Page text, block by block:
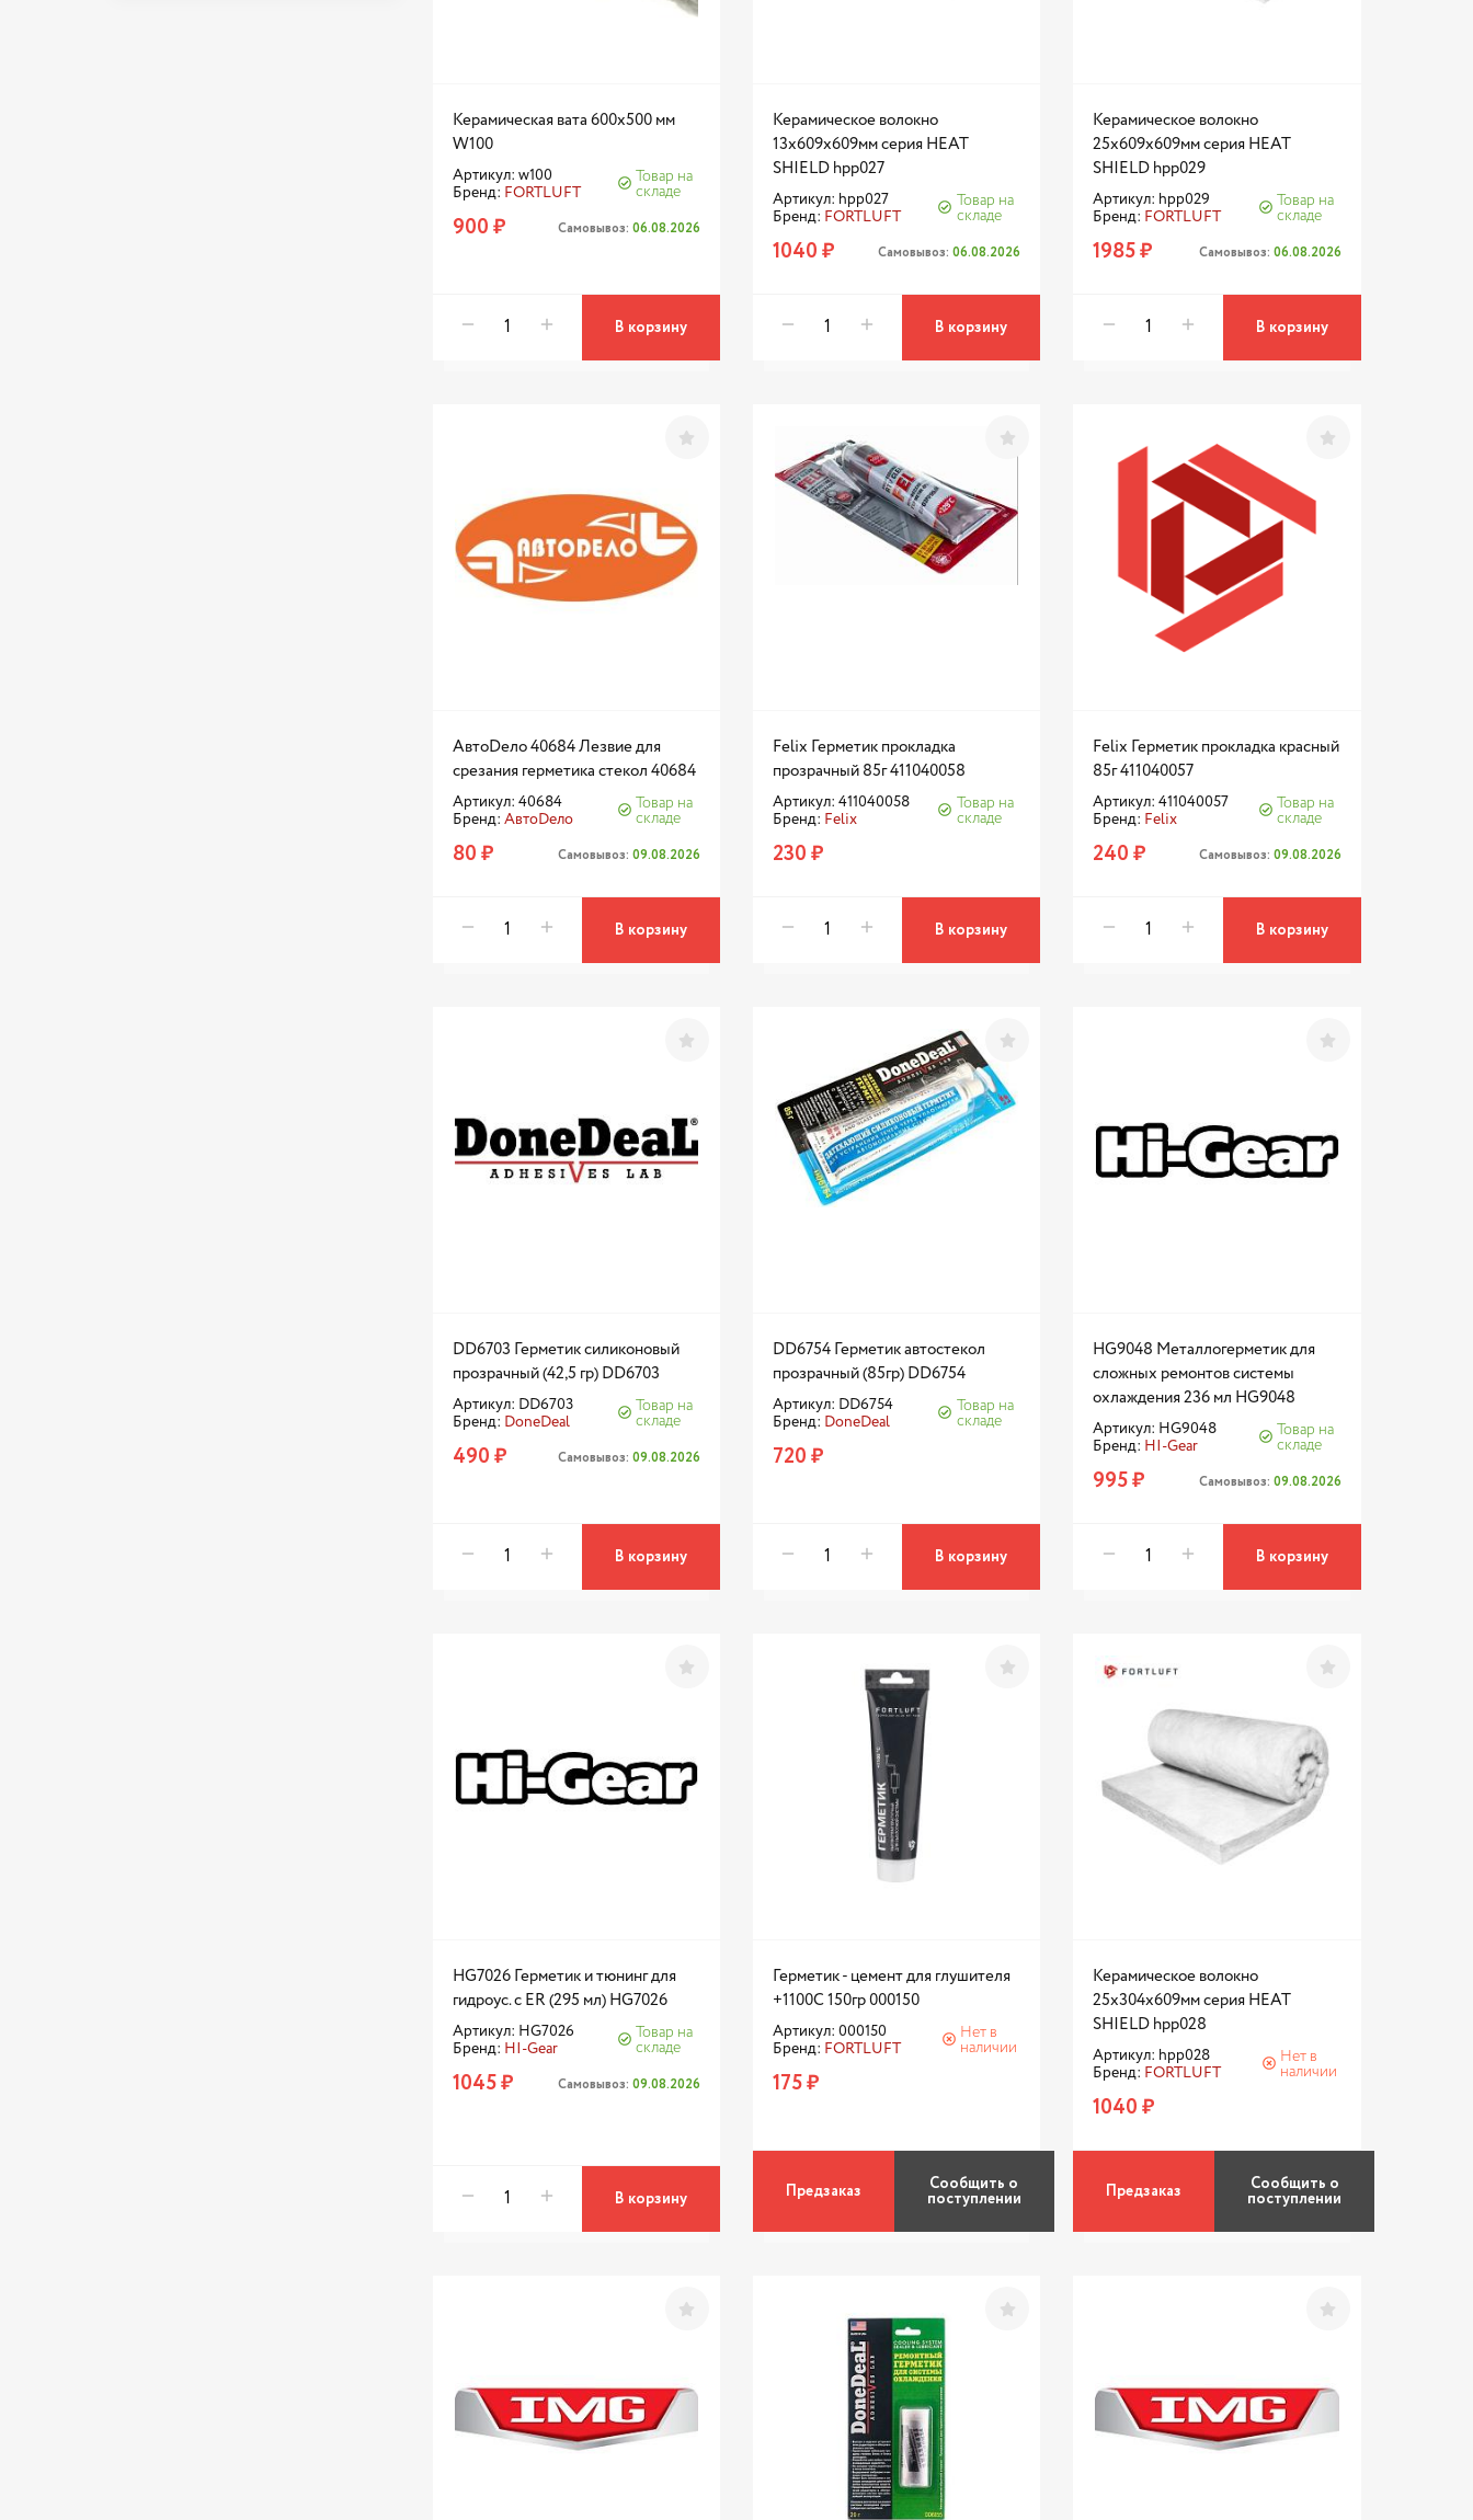
Керамическая вата 600х500 мм
W100
Артикул: w100
Бренд: FORTLUFT
Товар на
складе
900 ₽ Самовывоз: 06.08.2026
В корзину
Керамическое волокно
13x609x609мм серия HEAT
SHIELD hpp027
Артикул: hpp027
Бренд: FORTLUFT
Товар на
складе
1040 ₽ Самовывоз:06.08.2026
В корзину
Керамическое волокно
25x609x609мм серия HEAT
SHIELD hpp029
Артикул: hpp029
Бренд: FORTLUFT
Товар на
складе
1985 ₽ Самовывоз: 06.08.2026
В корзину
АвтоDело 40684 Лезвие для
срезания герметика стекол 40684
Артикул: 40684
Бренд: АвтоDело
Товар на
складе
80 ₽ Самовывоз: 09.08.2026
В корзину
Felix Герметик прокладка
прозрачный 85г 411040058
Артикул: 411040058
Бренд: Felix
Товар на
складе
230 ₽
В корзину
Felix Герметик прокладка красный
85г 411040057
Артикул: 411040057
Бренд: Felix
Товар на
складе
240 ₽ Самовывоз: 09.08.2026
В корзину
DD6703 Герметик силиконовый
прозрачный (42,5 гр) DD6703
Артикул: DD6703
Бренд: DoneDeal
Товар на
складе
490 ₽ Самовывоз: 09.08.2026
В корзину
DD6754 Герметик автостекол
прозрачный (85гр) DD6754
Артикул: DD6754
Бренд: DoneDeal
Товар на
складе
720 ₽
В корзину
HG9048 Металлогерметик для
сложных ремонтов системы
охлаждения 236 мл HG9048
Артикул: HG9048
Бренд: HI-Gear
Товар на
складе
995 ₽ Самовывоз: 09.08.2026
В корзину
HG7026 Герметик и тюнинг для
гидроус. с ER (295 мл) HG7026
Артикул: HG7026
Бренд: HI-Gear
Товар на
складе
1045 ₽ Самовывоз: 09.08.2026
В корзину
Герметик - цемент для глушителя
+1100С 150гр 000150
Артикул: 000150
Бренд: FORTLUFT
Нет в
наличии
175 ₽
Предзаказ Сообщить о
поступлении
Керамическое волокно
25x304x609мм серия HEAT
SHIELD hpp028
Артикул: hpp028
Бренд: FORTLUFT
Нет в
наличии
1040 ₽
Предзаказ Сообщить о
поступлении